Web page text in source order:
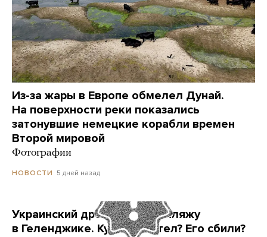
Из-за жары в Европе обмелел Дунай.
На поверхности реки показались
затонувшие немецкие корабли времен
Второй мировой
Фотографии
НОВОСТИ 5 дней назад
Украинский дрон попал по пляжу
в Геленджике. Куда он летел? Его сбили?